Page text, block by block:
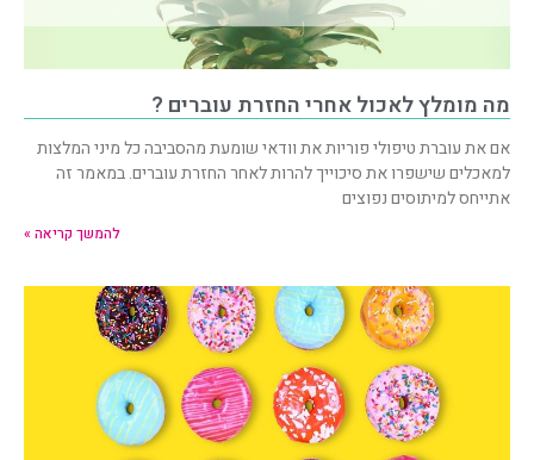
מה מומלץ לאכול אחרי החזרת עוברים ?
אם את עוברת טיפולי פוריות את וודאי שומעת מהסביבה כל מיני המלצות
למאכלים שישפרו את סיכוייך להרות לאחר החזרת עוברים. במאמר זה
אתייחס למיתוסים נפוצים
להמשך קריאה »